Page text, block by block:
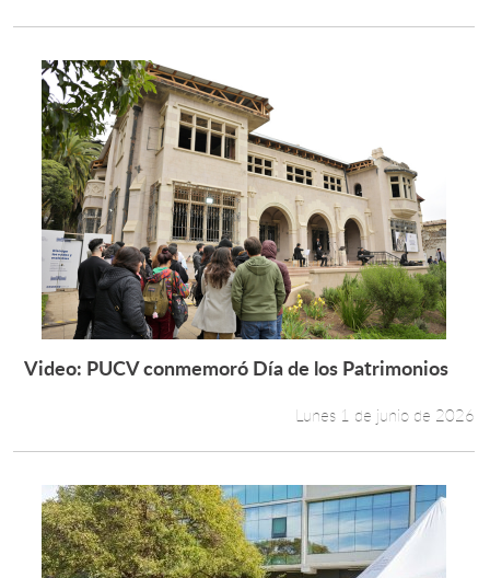
Leer más +
Video: PUCV conmemoró Día de los Patrimonios
Lunes 1 de junio de 2026